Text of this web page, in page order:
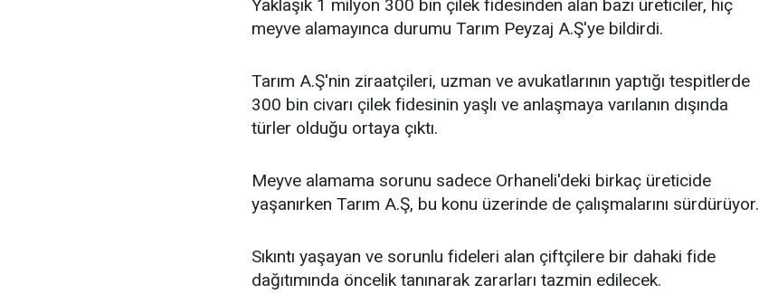
Yaklaşık 1 milyon 300 bin çilek fidesinden alan bazı üreticiler, hiç
meyve alamayınca durumu Tarım Peyzaj A.Ş'ye bildirdi.
Tarım A.Ş'nin ziraatçileri, uzman ve avukatlarının yaptığı tespitlerde
300 bin civarı çilek fidesinin yaşlı ve anlaşmaya varılanın dışında
türler olduğu ortaya çıktı.
Meyve alamama sorunu sadece Orhaneli'deki birkaç üreticide
yaşanırken Tarım A.Ş, bu konu üzerinde de çalışmalarını sürdürüyor.
Sıkıntı yaşayan ve sorunlu fideleri alan çiftçilere bir dahaki fide
dağıtımında öncelik tanınarak zararları tazmin edilecek.